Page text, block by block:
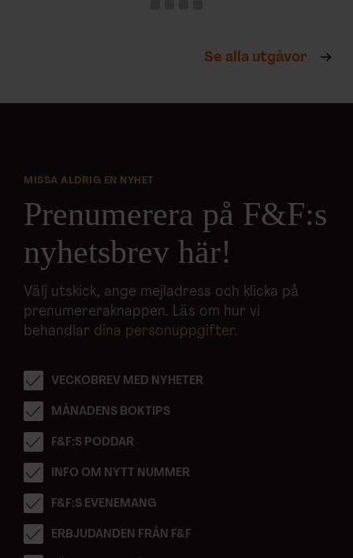
Se alla utgåvor
MISSA ALDRIG EN NYHET
Prenumerera på F&F:s
nyhetsbrev här!
Välj utskick, ange mejladress och klicka på
prenumereraknappen. Läs om hur vi
behandlar dina personuppgifter.
VECKOBREV MED NYHETER
MÅNADENS BOKTIPS
F&F:S PODDAR
INFO OM NYTT NUMMER
F&F:S EVENEMANG
ERBJUDANDEN FRÅN F&F